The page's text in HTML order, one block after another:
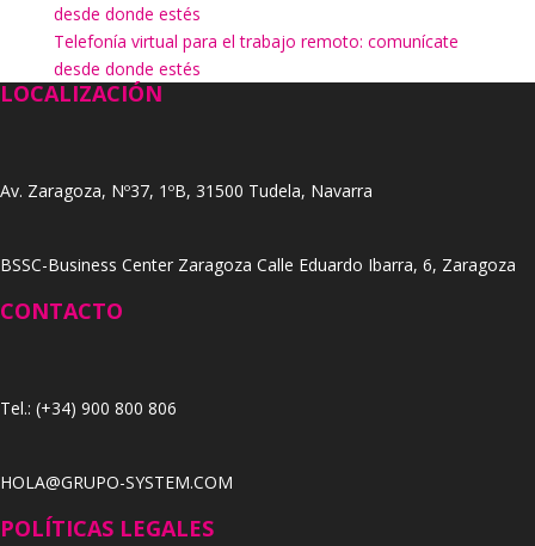
desde donde estés
Telefonía virtual para el trabajo remoto: comunícate
desde donde estés
LOCALIZACIÓN
Av. Zaragoza, Nº37, 1ºB, 31500 Tudela, Navarra
BSSC-Business Center Zaragoza Calle Eduardo Ibarra, 6, Zaragoza
CONTACTO
Tel.: (+34) 900 800 806
HOLA@GRUPO-SYSTEM.COM
POLÍTICAS LEGALES